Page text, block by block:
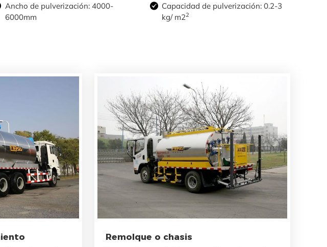
Ancho de pulverización: 4000-
6000mm
Capacidad de pulverización: 0.2-3
kg/ m22
Remolque o chasis